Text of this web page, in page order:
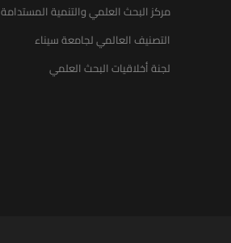
مركز البحث العلمي والتنمية المستدامة
التصنيف العالمي لجامعة سيناء
لجنة أخلاقيات البحث العلمي